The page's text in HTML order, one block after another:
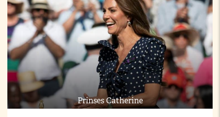
Prinses Catherine